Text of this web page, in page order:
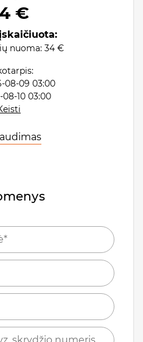
€
nuoma: 34 €
08-09 03:00
08-10 03:00